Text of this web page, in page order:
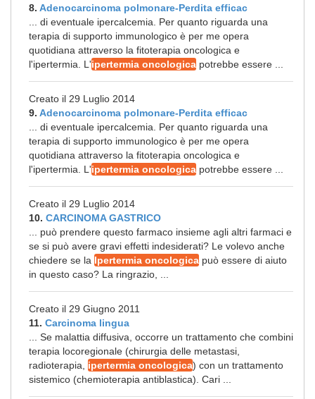
8. Adenocarcinoma polmonare-Perdita efficac
... di eventuale ipercalcemia. Per quanto riguarda una
terapia di supporto immunologico è per me opera
quotidiana attraverso la fitoterapia oncologica e
l'ipertermia. L'ipertermia oncologica potrebbe essere ...
Creato il 29 Luglio 2014
9. Adenocarcinoma polmonare-Perdita efficac
... di eventuale ipercalcemia. Per quanto riguarda una
terapia di supporto immunologico è per me opera
quotidiana attraverso la fitoterapia oncologica e
l'ipertermia. L'ipertermia oncologica potrebbe essere ...
Creato il 29 Luglio 2014
10. CARCINOMA GASTRICO
... può prendere questo farmaco insieme agli altri farmaci e
se si può avere gravi effetti indesiderati? Le volevo anche
chiedere se la Ipertermia oncologica può essere di aiuto
in questo caso? La ringrazio, ...
Creato il 29 Giugno 2011
11. Carcinoma lingua
... Se malattia diffusiva, occorre un trattamento che combini
terapia locoregionale (chirurgia delle metastasi,
radioterapia, ipertermia oncologica) con un trattamento
sistemico (chemioterapia antiblastica). Cari ...